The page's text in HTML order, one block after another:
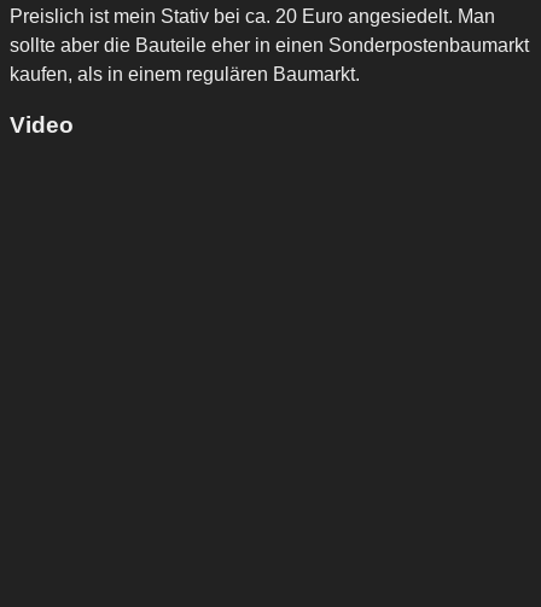
Preislich ist mein Stativ bei ca. 20 Euro angesiedelt. Man
sollte aber die Bauteile eher in einen Sonderpostenbaumarkt
kaufen, als in einem regulären Baumarkt.
Video